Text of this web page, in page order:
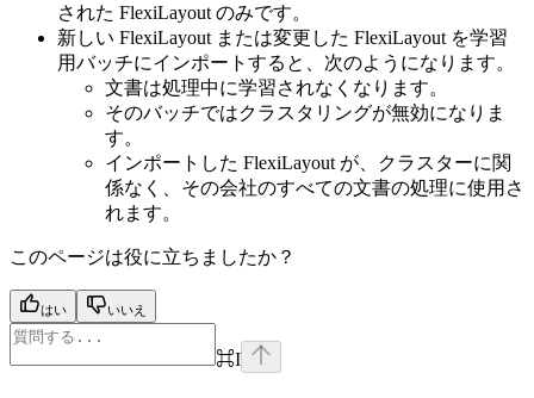
された FlexiLayout のみです。
新しい FlexiLayout または変更した FlexiLayout を学習
用バッチにインポートすると、次のようになります。
文書は処理中に学習されなくなります。
そのバッチではクラスタリングが無効になりま
す。
インポートした FlexiLayout が、クラスターに関
係なく、その会社のすべての文書の処理に使用さ
れます。
このページは役に立ちましたか？
はい いいえ
⌘I